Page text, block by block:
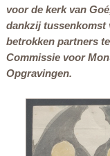
voor de kerk van
dankzij tussenkomst
betrokken partners
Commissie voor
Opgravingen.